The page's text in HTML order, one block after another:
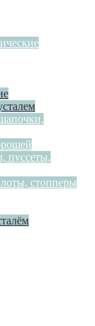
стопперы